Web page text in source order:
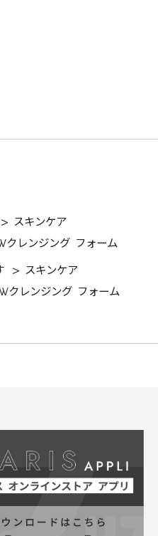
> スキンケア
クレンジング フォーム
>
スキンケア
Wクレンジング フォーム